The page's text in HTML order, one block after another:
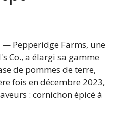
— Pepperidge Farms, une
Co., a élargi sa gamme
de pommes de terre,
fois en décembre 2023,
: cornichon épicé à